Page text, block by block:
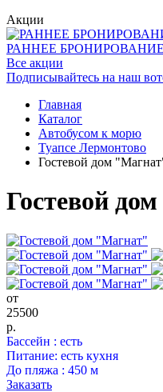
Акции
РАННЕЕ
Все акции
Подписывайтесь на наш
Главная
Каталог
Автобусом к морю
Туапсе Лермонтово
Гостевой дом
Гостевой
от
25500
р.
Бассейн : есть
Питание: есть кухня
До пляжа : 450 м
Заказать